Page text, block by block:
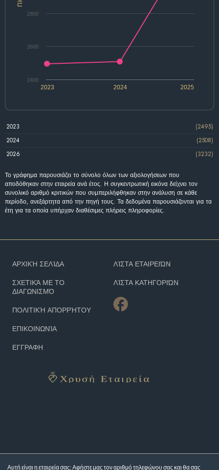
2024
2023 2025
2400
2600
2800
2023
(2495)
2024
(2508)
2026
(3232)
Το γράφημα παρουσιάζει το σύνολο όλων των αξιολογήσεων που
αποδόθηκαν στην εταιρεία ανά έτος. Η συγκεντρωτική εικόνα δείχνει τον
συνολικό αριθμό κριτικών που συμπεριλήφθηκαν στην ανάλυση σε κάθε
περίοδο, ανεξάρτητα από την πηγή τους. Τα δεδομένα παρουσιάζονται για τα
έτη για τα οποία υπήρχαν διαθέσιμες πλήρεις πληροφορίες.
Αυτή είναι η εταιρεία σας; Αφήστε μας τον αριθμό τηλεφώνου σας και θα σας
ΑΡΧΙΚΉ ΣΕΛΊΔΑ
ΣΧΕΤΙΚΆ ΜΕ ΤΟ
ΔΙΑΓΩΝΙΣΜΌ
ΠΟΛΙΤΙΚΉ ΑΠΟΡΡΉΤΟΥ
ΕΠΙΚΟΙΝΩΝΊΑ
ΕΓΓΡΑΦΗ
ΛΊΣΤΑ ΕΤΑΙΡΕΙΏΝ
ΛΊΣΤΑ ΚΑΤΗΓΟΡΙΏΝ